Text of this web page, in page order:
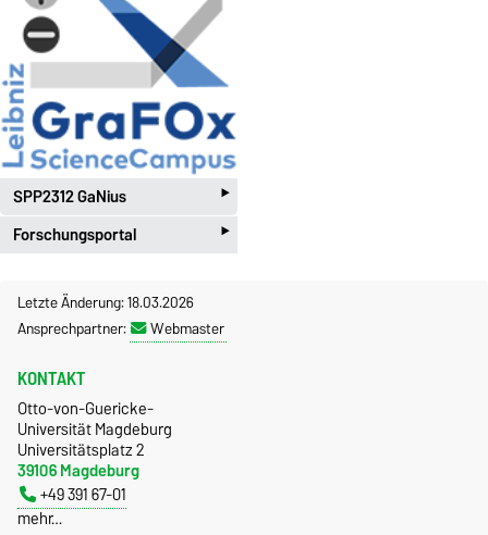
Forschungsportal ‣
SPP2312 GaNius ‣
Letzte Änderung: 18.03.2026
Ansprechpartner:
Webmaster
KONTAKT
Otto-von-Guericke-
Universität Magdeburg
Universitätsplatz 2
39106 Magdeburg
+49 391 67-01
mehr…